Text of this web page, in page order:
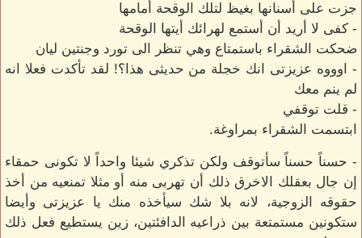
جزت على أسنانها بغيظ لتلك الوقحة أمامها
- كفى لا أريد أن أستمع لهرائك أيتها الوقحة
ضحكت الشقراء باستمتاع وهي تنظر الى تورد وجنتين ليان
- اوووه عزيزتى انك خجلة من حديثى هذا؟! لقد تأكدت فعلا انه
لم ينم معك
- قلت توقفي
ابتسمت الشقراء بمراوغة.
- حسناً حسناً سأتوقف ولكن تذكري شيئا واحداً لا تكونى حمقاء
إن جال بعقلك الاخرق ذلك أن تهربى منه أو مثلا تمنعيه من أخذ
حقوقه الزوجية، لانه بلا شك سيأخذه منك يا عزيزتى وأيضا
ستكونين مستمتعة بين ذراعيه الدافئتين، زين يستطيع فعل ذلك